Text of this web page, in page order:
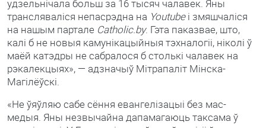
удзельнічала больш за 16 тысяч чалавек. Яны
трансляваліся непасрэдна на Youtubeі змяшчаліся
на нашым партале Сatholic.by. Гэта паказвае, што,
калі б не новыя камунікацыйныя тэхналогіі, ніколі ў
маёй катэдры не сабралося б столькі чалавек на
рэкалекцыях», — адзначыў Мітрапаліт Мінска-
Магілёўскі.
«Не ўяўляю сабе сёння евангелізацыі без мас-
медыя. Яны незвычайна дапамагаюць таксама ў